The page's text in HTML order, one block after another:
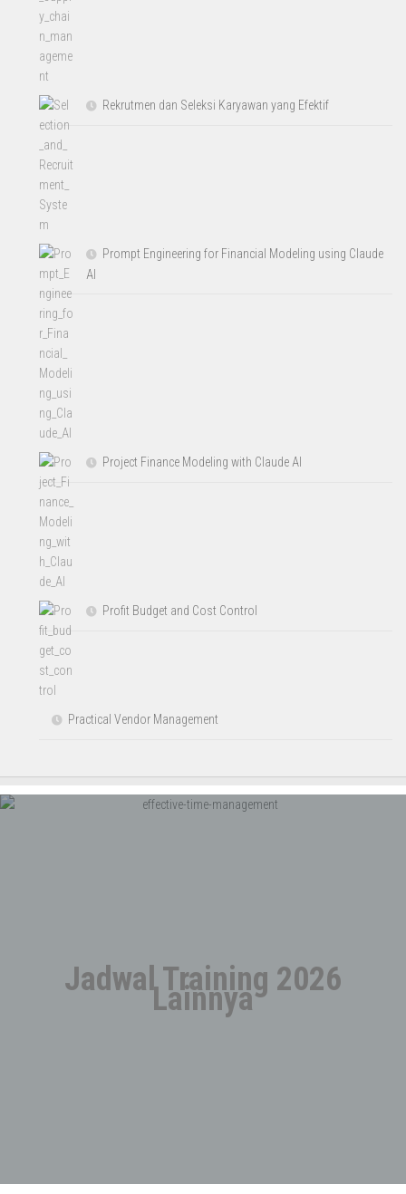
Rekrutmen dan Seleksi Karyawan yang Efektif
Prompt Engineering for Financial Modeling using Claude
AI
Project Finance Modeling with Claude AI
Profit Budget and Cost Control
Practical Vendor Management
Jadwal Training 2026
Lainnya